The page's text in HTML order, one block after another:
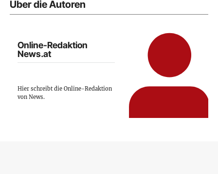
Über die Autoren
Online-Redaktion
News.at
Hier schreibt die Online-Redaktion
von News.